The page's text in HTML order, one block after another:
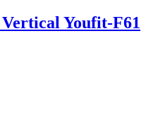
Youfit-F61